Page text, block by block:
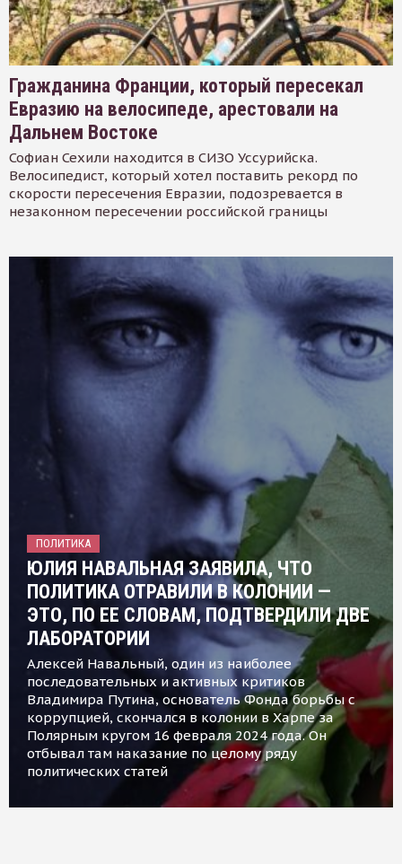
Гражданина Франции, который пересекал
Евразию на велосипеде, арестовали на
Дальнем Востоке
Софиан Сехили находится в СИЗО Уссурийска.
Велосипедист, который хотел поставить рекорд по
скорости пересечения Евразии, подозревается в
незаконном пересечении российской границы
ПОЛИТИКА
ЮЛИЯ НАВАЛЬНАЯ ЗАЯВИЛА, ЧТО
ПОЛИТИКА ОТРАВИЛИ В КОЛОНИИ —
ЭТО, ПО ЕЕ СЛОВАМ, ПОДТВЕРДИЛИ ДВЕ
ЛАБОРАТОРИИ
Алексей Навальный, один из наиболее
последовательных и активных критиков
Владимира Путина, основатель Фонда борьбы с
коррупцией, скончался в колонии в Харпе за
Полярным кругом 16 февраля 2024 года. Он
отбывал там наказание по целому ряду
политических статей